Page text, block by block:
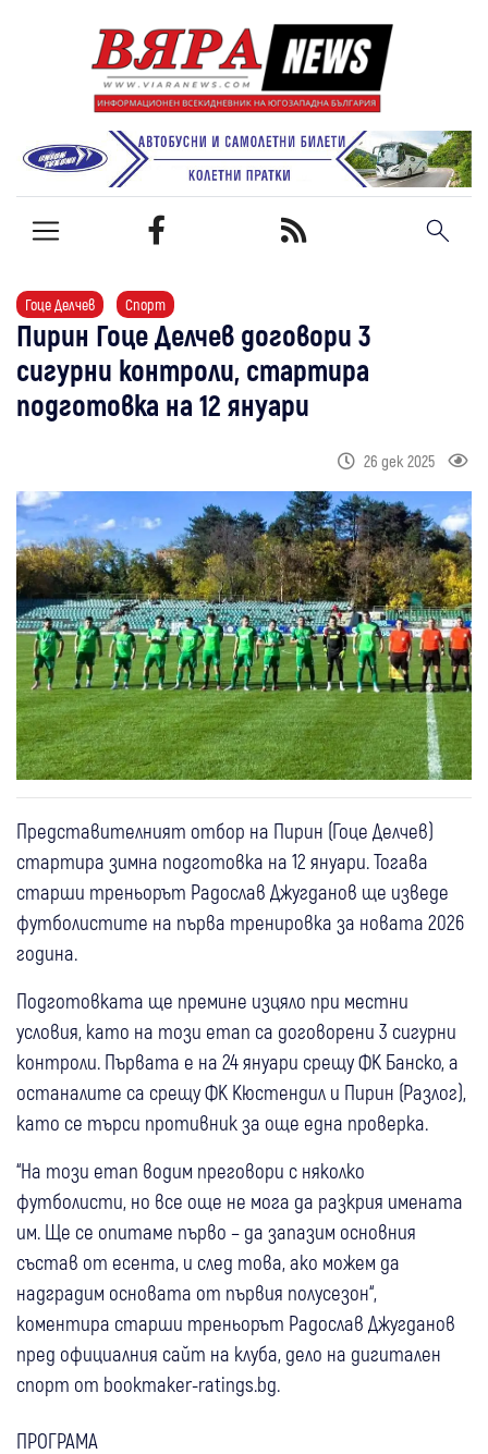
Гоце Делчев Спорт
Пирин Гоце Делчев договори 3
сигурни контроли, стартира
подготовка на 12 януари
26 дек 2025
Представителният отбор на Пирин (Гоце Делчев)
стартира зимна подготовка на 12 януари. Тогава
старши треньорът Радослав Джугданов ще изведе
футболистите на първа тренировка за новата 2026
година.
Подготовката ще премине изцяло при местни
условия, като на този етап са договорени 3 сигурни
контроли. Първата е на 24 януари срещу ФК Банско, а
останалите са срещу ФК Кюстендил и Пирин (Разлог),
като се търси противник за още една проверка.
“На този етап водим преговори с няколко
футболисти, но все още не мога да разкрия имената
им. Ще се опитаме първо – да запазим основния
състав от есента, и след това, ако можем да
надградим основата от първия полусезон“,
коментира старши треньорът Радослав Джугданов
пред официалния сайт на клуба, дело на дигитален
спорт от bookmaker-ratings.bg.
ПРОГРАМА